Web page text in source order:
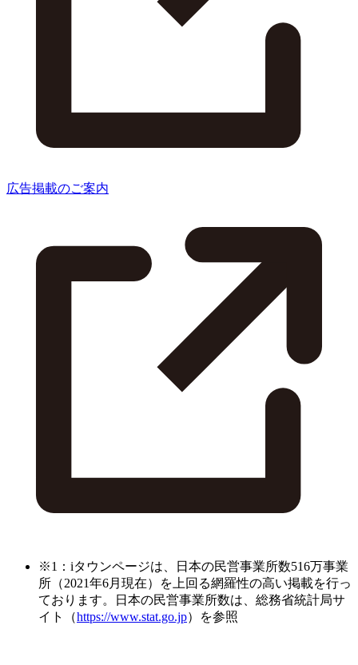
広告掲載のご案内
※1：iタウンページは、日本の民営事業所数516万事業
所（2021年6月現在）を上回る網羅性の高い掲載を行っ
ております。日本の民営事業所数は、総務省統計局サ
イト（https://www.stat.go.jp）を参照